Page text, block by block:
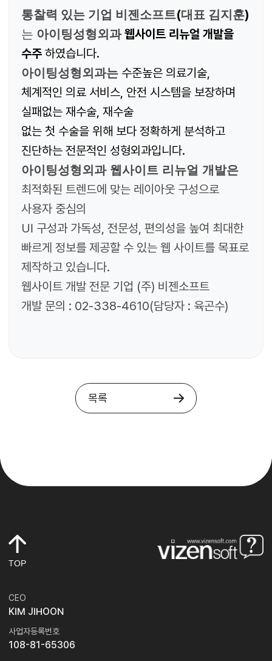
통찰력 있는 기업 비젠소프트(대표 김지훈)
는 아이팅성형외과웹사이트 리뉴얼 개발을
수주 하였습니다.
아이팅성형외과는 수준높은 의료기술,
체계적인 의료 서비스, 안전 시스템을 보장하며
실패없는 재수술, 재수술
없는 첫 수술을 위해 보다 정확하게 분석하고
진단하는 전문적인 성형외과입니다.
아이팅성형외과웹사이트 리뉴얼 개발은
최적화된 트렌드에 맞는 레이아웃 구성으로
사용자 중심의
UI 구성과 가독성, 전문성, 편의성을 높여 최대한
빠르게 정보를 제공할 수 있는 웹 사이트를 목표로
제작하고 있습니다.
웹사이트 개발 전문 기업 (주) 비젠소프트
개발 문의 : 02-338-4610(담당자 : 육곤수)
목록
TOP
CEO
KIM JIHOON
사업자등록번호
108-81-65306